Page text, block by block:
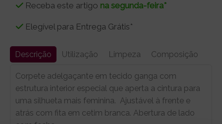
Receba este artigo na segunda-feira*
Elegível para Entrega Grátis*
Descrição Utilização Limpeza Composição
Corpete adelgaçante em tecido ganga com
estrutura interior especial que aperta a cintura para
uma silhueta mais feminina. Ajustável à frente e
atrás com fita em cetim branca. Abertura de lado